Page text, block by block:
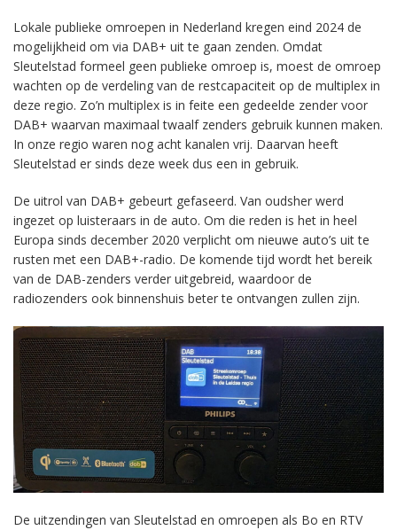
Lokale publieke omroepen in Nederland kregen eind 2024 de
mogelijkheid om via DAB+ uit te gaan zenden. Omdat
Sleutelstad formeel geen publieke omroep is, moest de omroep
wachten op de verdeling van de restcapaciteit op de multiplex in
deze regio. Zo’n multiplex is in feite een gedeelde zender voor
DAB+ waarvan maximaal twaalf zenders gebruik kunnen maken.
In onze regio waren nog acht kanalen vrij. Daarvan heeft
Sleutelstad er sinds deze week dus een in gebruik.
De uitrol van DAB+ gebeurt gefaseerd. Van oudsher werd
ingezet op luisteraars in de auto. Om die reden is het in heel
Europa sinds december 2020 verplicht om nieuwe auto’s uit te
rusten met een DAB+-radio. De komende tijd wordt het bereik
van de DAB-zenders verder uitgebreid, waardoor de
radiozenders ook binnenshuis beter te ontvangen zullen zijn.
De uitzendingen van Sleutelstad en omroepen als Bo en RTV